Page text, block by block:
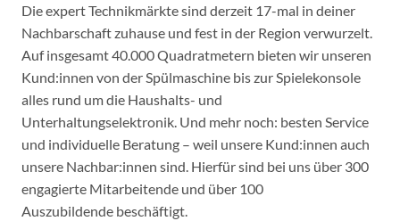
Die expert Technikmärkte sind derzeit 17-mal in deiner
Nachbarschaft zuhause und fest in der Region verwurzelt.
Auf insgesamt 40.000 Quadratmetern bieten wir unseren
Kund:innen von der Spülmaschine bis zur Spielekonsole
alles rund um die Haushalts- und
Unterhaltungselektronik. Und mehr noch: besten Service
und individuelle Beratung – weil unsere Kund:innen auch
unsere Nachbar:innen sind. Hierfür sind bei uns über 300
engagierte Mitarbeitende und über 100
Auszubildende beschäftigt.